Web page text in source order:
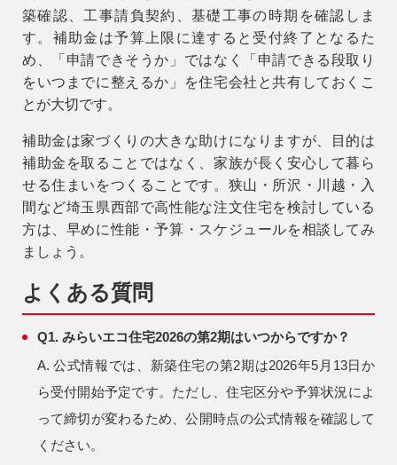
築確認、工事請負契約、基礎工事の時期を確認しま
す。補助金は予算上限に達すると受付終了となるた
め、「申請できそうか」ではなく「申請できる段取り
をいつまでに整えるか」を住宅会社と共有しておくこ
とが大切です。
補助金は家づくりの大きな助けになりますが、目的は
補助金を取ることではなく、家族が長く安心して暮ら
せる住まいをつくることです。狭山・所沢・川越・入
間など埼玉県西部で高性能な注文住宅を検討している
方は、早めに性能・予算・スケジュールを相談してみ
ましょう。
よくある質問
Q1. みらいエコ住宅2026の第2期はいつからですか？
A. 公式情報では、新築住宅の第2期は2026年5月13日か
ら受付開始予定です。ただし、住宅区分や予算状況によ
って締切が変わるため、公開時点の公式情報を確認して
ください。